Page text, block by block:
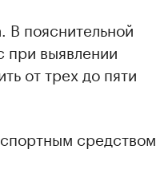
В пояснительной
при выявлении
от трех до пяти
средством